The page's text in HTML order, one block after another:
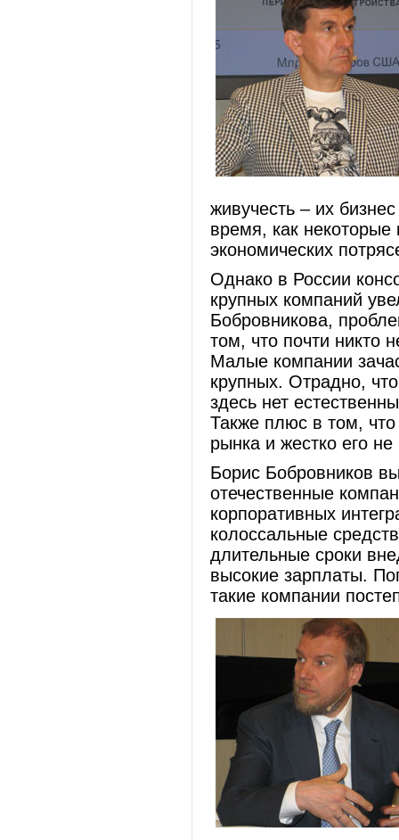
живучесть – их
время, как
экономических
Однако в России
крупных компаний
Бобровникова,
том, что почти никто
Малые компании
крупных. Отрадно,
здесь нет
Также плюс в том, что
рынка и жестко его не
Борис Бобровников
отечественные
корпоративных
колоссальные
длительные сроки
высокие зарплаты.
такие компании